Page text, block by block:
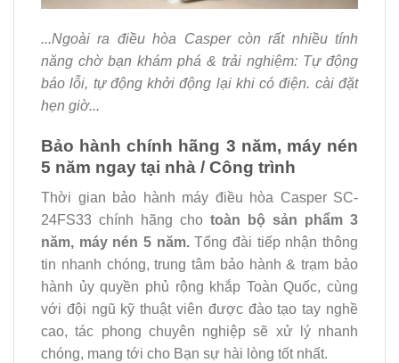
...Ngoài ra điều hòa Casper còn rất nhiều tính
năng chờ bạn khám phá & trải nghiệm: Tự động
báo lỗi, tự động khởi động lại khi có điện. cài đặt
hẹn giờ...
Bảo hành chính hãng 3 năm, máy nén
5 năm ngay tại nhà / Công trình
Thời gian bảo hành máy điều hòa Casper SC-
24FS33 chính hãng cho toàn bộ sản phẩm 3
năm, máy nén 5 năm.Tổng đài tiếp nhận thông
tin nhanh chóng, trung tâm bảo hành & trạm bảo
hành ủy quyền phủ rộng khắp Toàn Quốc, cùng
với đội ngũ kỹ thuật viên được đào tạo tay nghề
cao, tác phong chuyên nghiệp sẽ xử lý nhanh
chóng, mang tới cho Bạn sự hài lòng tốt nhất.